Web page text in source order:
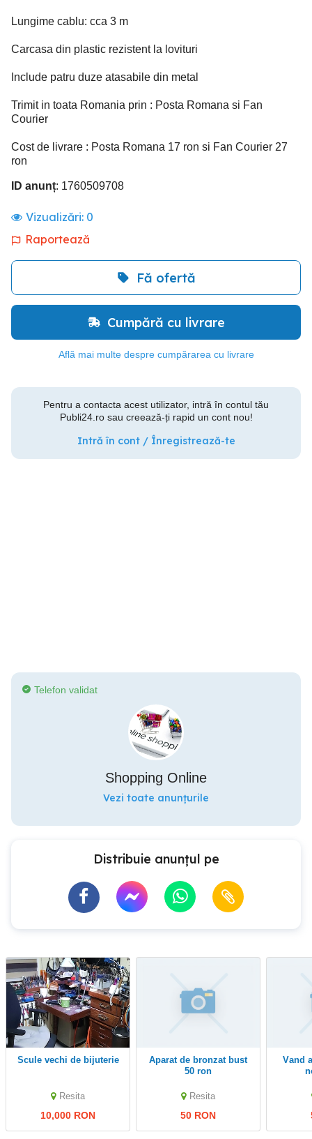
Lungime cablu: cca 3 m
Carcasa din plastic rezistent la lovituri
Include patru duze atasabile din metal
Trimit in toata Romania prin : Posta Romana si Fan
Courier
Cost de livrare : Posta Romana 17 ron si Fan Courier 27
ron
ID anunț: 1760509708
Vizualizări: 0
Raportează
Fă ofertă
Cumpără cu livrare
Află mai multe despre cumpărarea cu livrare
Pentru a contacta acest utilizator, intră în contul tău
Publi24.ro sau creează-ți rapid un cont nou!
Intră în cont / Înregistrează-te
Telefon validat
Shopping Online
Vezi toate anunțurile
Distribuie anunțul pe
Scule vechi de bijuterie
Resita
10,000 RON
Aparat de bronzat bust
50 ron
Resita
50 RON
Vand aparat pt clatite